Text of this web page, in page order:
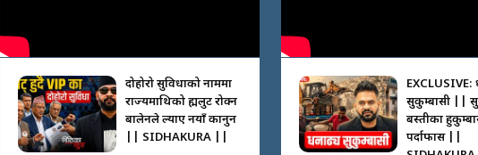
दोहोरो सुविधाको नाममा
राज्यमाथिको ब्रह्मलुट रोक्न
बालेनले ल्याए नयाँ कानुन
|| SIDHAKURA ||
EXCLUSIVE:
सुकुम्बासी ||
बस्तीका
पर्दाफास ||